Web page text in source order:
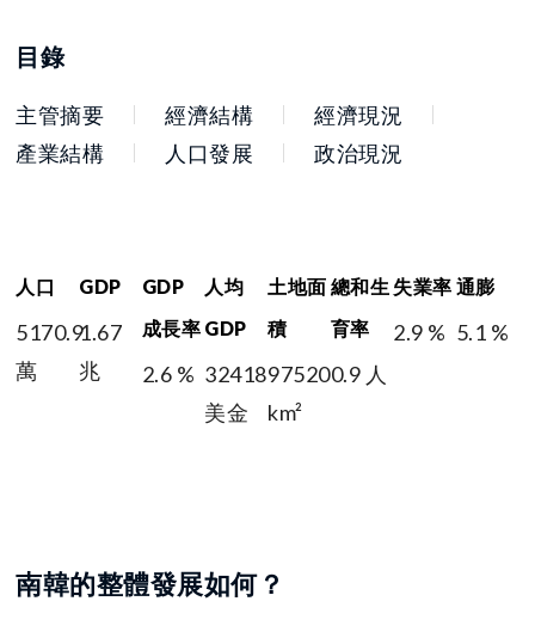
目錄
主管摘要 經濟結構
經濟現況
產業結構
人口發展 政治現況
人口
5170.9
萬
GDP
1.67
兆
GDP
成長率
2.6 %
人均
GDP
32418
美金
土地面
積
97520
km²
總和生
育率
0.9 人
失業率
2.9 %
通膨
5.1 %
南韓的整體發展如何？